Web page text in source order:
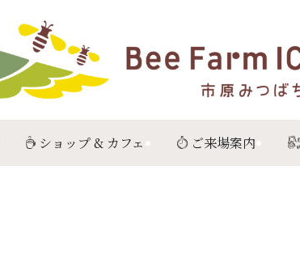
ショップ & カフェ ご来場案内